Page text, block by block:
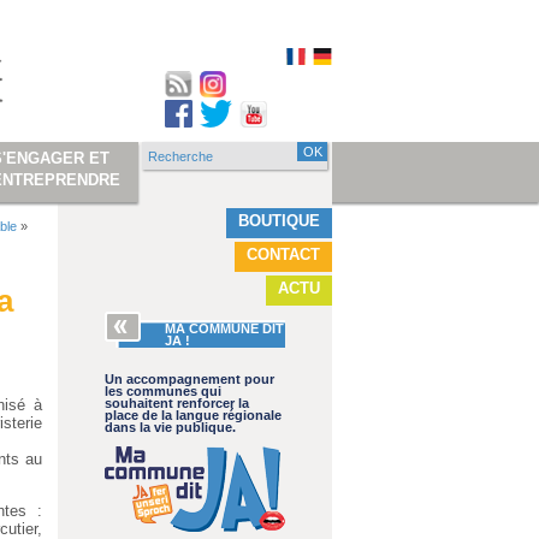
BOUTIQUE
CONTACT
ACTU
MA COMMUNE DIT
JA !
Un accompagnement pour
les communes qui
souhaitent renforcer la
place de la langue régionale
dans la vie publique.
»
à
au
:
ET
Formulaire de
Recherche